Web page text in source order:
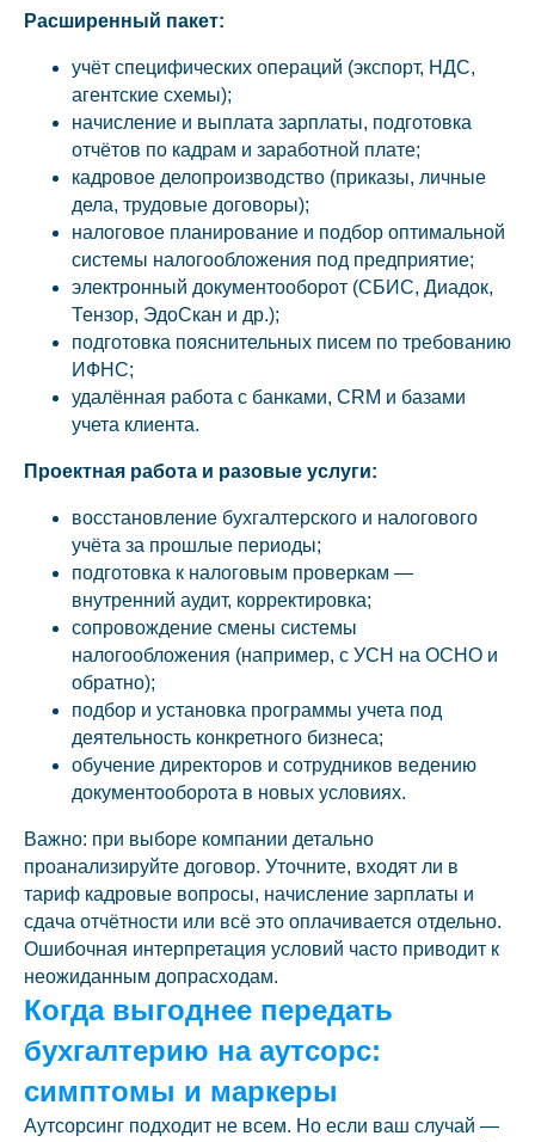
Расширенный пакет:
учёт специфических операций (экспорт, НДС,
агентские схемы);
начисление и выплата зарплаты, подготовка
отчётов по кадрам и заработной плате;
кадровое делопроизводство (приказы, личные
дела, трудовые договоры);
налоговое планирование и подбор оптимальной
системы налогообложения под предприятие;
электронный документооборот (СБИС, Диадок,
Тензор, ЭдоСкан и др.);
подготовка пояснительных писем по требованию
ИФНС;
удалённая работа с банками, CRM и базами
учета клиента.
Проектная работа и разовые услуги:
восстановление бухгалтерского и налогового
учёта за прошлые периоды;
подготовка к налоговым проверкам —
внутренний аудит, корректировка;
сопровождение смены системы
налогообложения (например, с УСН на ОСНО и
обратно);
подбор и установка программы учета под
деятельность конкретного бизнеса;
обучение директоров и сотрудников ведению
документооборота в новых условиях.
Важно: при выборе компании детально
проанализируйте договор. Уточните, входят ли в
тариф кадровые вопросы, начисление зарплаты и
сдача отчётности или всё это оплачивается отдельно.
Ошибочная интерпретация условий часто приводит к
неожиданным допрасходам.
Когда выгоднее передать
бухгалтерию на аутсорс:
симптомы и маркеры
Аутсорсинг подходит не всем. Но если ваш случай —